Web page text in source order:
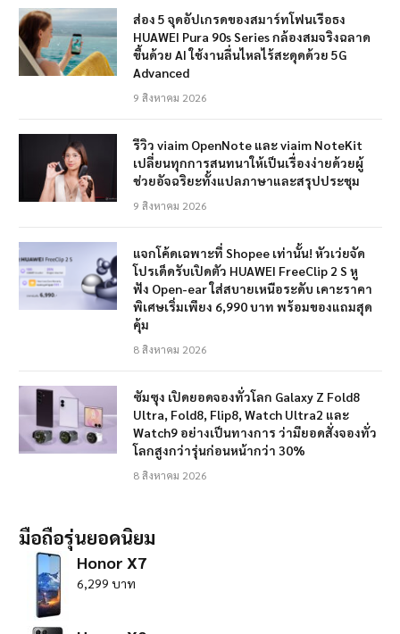
ส่อง 5 จุดอัปเกรดของสมาร์ทโฟนเรือธง
HUAWEI Pura 90s Series กล้องสมจริงฉลาด
ขึ้นด้วย AI ใช้งานลื่นไหลไร้สะดุดด้วย 5G
Advanced
9 สิงหาคม 2026
รีวิว viaim OpenNote และ viaim NoteKit
เปลี่ยนทุกการสนทนาให้เป็นเรื่องง่ายด้วยผู้
ช่วยอัจฉริยะทั้งแปลภาษาและสรุปประชุม
9 สิงหาคม 2026
แจกโค้ดเฉพาะที่ Shopee เท่านั้น! หัวเว่ยจัด
โปรเด็ดรับเปิดตัว HUAWEI FreeClip 2 S หู
ฟัง Open-ear ใส่สบายเหนือระดับ เคาะราคา
พิเศษเริ่มเพียง 6,990 บาท พร้อมของแถมสุด
คุ้ม
8 สิงหาคม 2026
ซัมซุง เปิดยอดจองทั่วโลก Galaxy Z Fold8
Ultra, Fold8, Flip8, Watch Ultra2 และ
Watch9 อย่างเป็นทางการ ว่ามียอดสั่งจองทั่ว
โลกสูงกว่ารุ่นก่อนหน้ากว่า 30%
8 สิงหาคม 2026
มือถือรุ่นยอดนิยม
Honor X7
6,299 บาท